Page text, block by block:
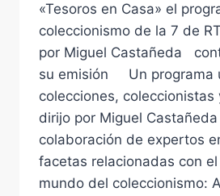
«Tesoros en Casa» el
coleccionismo de la 7 de
por Miguel Castañeda
su emisión Un programa
colecciones, coleccionistas
dirijo por Miguel
colaboración de expertos
facetas relacionadas con
mundo del coleccionismo: